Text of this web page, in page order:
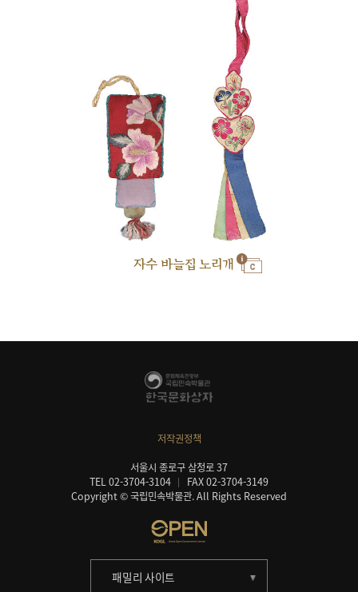
자수 바늘집 노리개
저작권정책
서울시 종로구 삼청로 37
TEL 02-3704-3104
FAX 02-3704-3149
Copyright © 국립민속박물관. All Rights Reserved
패밀리 사이트